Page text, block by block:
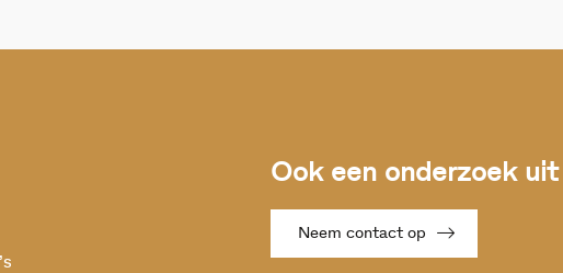
Ook een onderzoek
Neem contact op